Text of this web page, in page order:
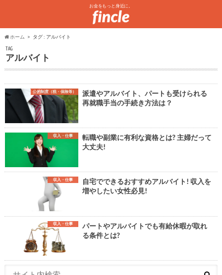
お金をもっと身近に。
ホーム タグ : アルバイト
TAG
アルバイト
公的制度（税・保険等）
派遣やアルバイト、パートも受けられる
再就職手当の手続き方法は？
収入・仕事
転職や副業に有利な資格とは? 主婦だって
大丈夫!
収入・仕事
自宅でできるおすすめアルバイト! 収入を
増やしたい女性必見!
収入・仕事
パートやアルバイトでも有給休暇が取れ
る条件とは?